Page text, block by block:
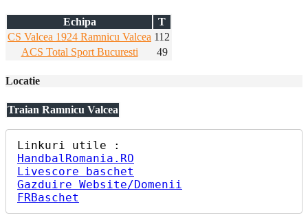
Echipa
T
CS Valcea 1924 Ramnicu Valcea 112
ACS Total Sport Bucuresti
49
Locatie
Traian Ramnicu Valcea
HandbalRomania.RO
Livescore baschet
Gazduire Website/Domenii
FRBaschet